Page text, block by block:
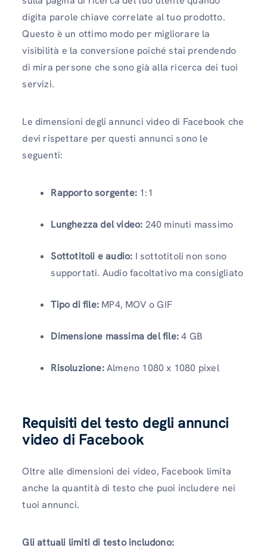
digita parole chiave correlate al tuo prodotto.
Questo è un ottimo modo per migliorare la
visibilità e la conversione poiché stai prendendo
di mira persone che sono già alla ricerca dei tuoi
servizi.
Le dimensioni degli annunci video di Facebook che
devi rispettare per questi annunci sono le
seguenti:
Rapporto sorgente: 1:1
Lunghezza del video: 240 minuti massimo
Sottotitoli e audio: I sottotitoli non sono
supportati. Audio facoltativo ma consigliato
Tipo di file: MP4, MOV o GIF
Dimensione massima del file:4 GB
Risoluzione:Almeno 1080 x 1080 pixel
Requisiti del testo degli annunci
video di Facebook
Oltre alle dimensioni dei video, Facebook limita
anche la quantità di testo che puoi includere nei
tuoi annunci.
Gli attuali limiti di testo includono: